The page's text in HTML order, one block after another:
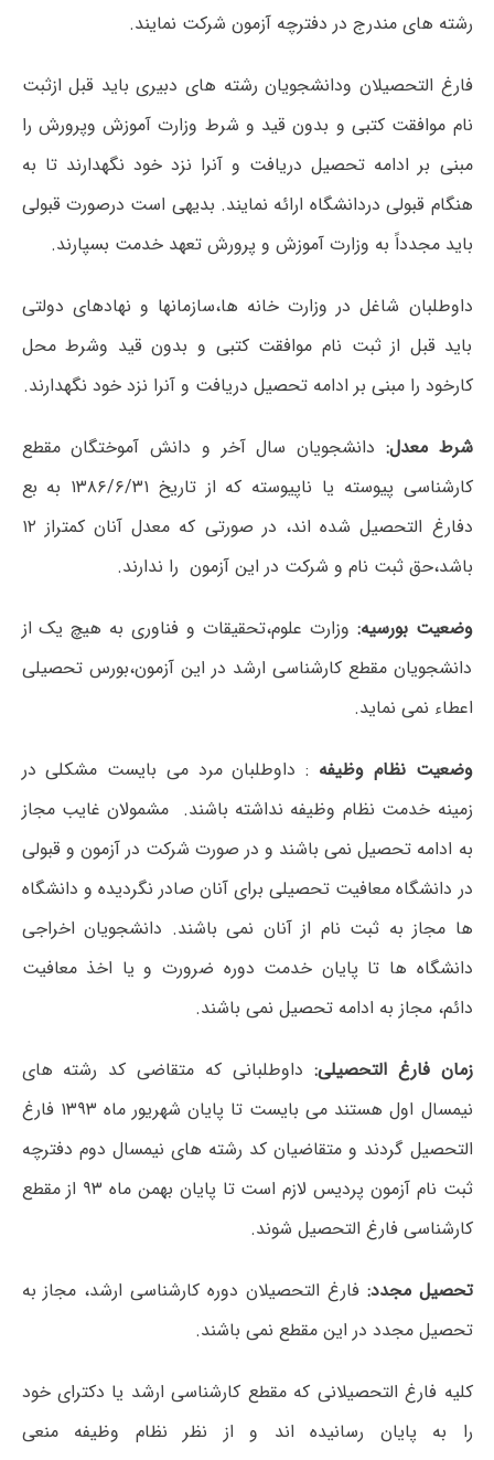
رشته های مندرج در دفترچه آزمون شرکت نمایند.
فارغ التحصیلان ودانشجویان رشته های دبیری باید قبل ازثبت
نام موافقت کتبی و بدون قید و شرط وزارت آموزش وپرورش را
مبنی بر ادامه تحصیل دریافت و آنرا نزد خود نگهدارند تا به
هنگام قبولی دردانشگاه ارائه نمایند. بدیهی است درصورت قبولی
باید مجدداً به وزارت آموزش و پرورش تعهد خدمت بسپارند.
داوطلبان شاغل در وزارت خانه ها،سازمانها و نهادهای دولتی
باید قبل از ثبت نام موافقت کتبی و بدون قید وشرط محل
کارخود را مبنی بر ادامه تحصیل دریافت و آنرا نزد خود نگهدارند.
شرط معدل: دانشجویان سال آخر و دانش آموختگان مقطع
کارشناسی پیوسته یا ناپیوسته که از تاریخ ۱۳۸۶/۶/۳۱ به بع
دفارغ التحصیل شده اند، در صورتی که معدل آنان کمتراز ۱۲
باشد،حق ثبت نام و شرکت در این آزمون را ندارند.
وضعیت بورسیه: وزارت علوم،تحقیقات و فناوری به هیچ یک از
دانشجویان مقطع کارشناسی ارشد در این آزمون،بورس تحصیلی
اعطاء نمی نماید.
وضعیت نظام وظیفه : داوطلبان مرد می بایست مشکلی در
زمینه خدمت نظام وظیفه نداشته باشند. مشمولان غایب مجاز
به ادامه تحصیل نمی باشند و در صورت شرکت در آزمون و قبولی
در دانشگاه معافیت تحصیلی برای آنان صادر نگردیده و دانشگاه
ها مجاز به ثبت نام از آنان نمی باشند. دانشجویان اخراجی
دانشگاه ها تا پایان خدمت دوره ضرورت و یا اخذ معافیت
دائم، مجاز به ادامه تحصیل نمی باشند.
زمان فارغ التحصیلی: داوطلبانی که متقاضی کد رشته های
نیمسال اول هستند می بایست تا پایان شهریور ماه ۱۳۹۳ فارغ
التحصیل گردند و متقاضیان کد رشته های نیمسال دوم دفترچه
ثبت نام آزمون پردیس لازم است تا پایان بهمن ماه ۹۳ از مقطع
کارشناسی فارغ التحصیل شوند.
تحصیل مجدد: فارغ التحصیلان دوره کارشناسی ارشد، مجاز به
تحصیل مجدد در این مقطع نمی باشند.
کلیه فارغ التحصیلانی که مقطع کارشناسی ارشد یا دکترای خود
را به پایان رسانیده اند و از نظر نظام وظیفه منعی